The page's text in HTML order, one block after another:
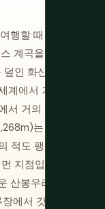
행할 때 명명
계곡을 따라
인 화산이 늘
에서 가장
거의 완벽
는 에콰
적도 팽창으
지점입니다
산봉우리입니
에서 갓 만든